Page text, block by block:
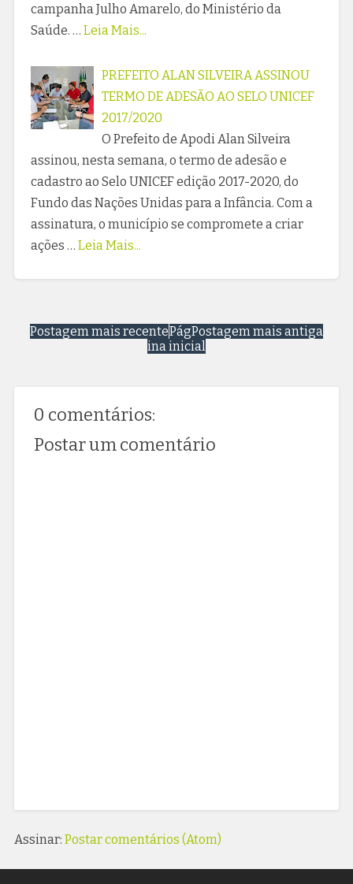
campanha Julho Amarelo, do Ministério da
Saúde. … Leia Mais...
PREFEITO ALAN SILVEIRA ASSINOU
TERMO DE ADESÃO AO SELO UNICEF
2017/2020
O Prefeito de Apodi Alan Silveira
assinou, nesta semana, o termo de adesão e
cadastro ao Selo UNICEF edição 2017-2020, do
Fundo das Nações Unidas para a Infância. Com a
assinatura, o município se compromete a criar
ações … Leia Mais...
Postagem mais recente Postagem mais antiga
Pág
ina inicial
0 comentários:
Postar um comentário
Assinar: Postar comentários (Atom)